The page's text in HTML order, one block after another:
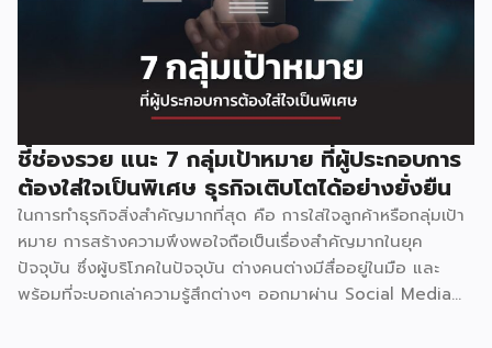
ชี้ช่องรวย แนะ 7 กลุ่มเป้าหมาย ที่ผู้ประกอบการ
ต้องใส่ใจเป็นพิเศษ ธุรกิจเติบโตได้อย่างยั่งยืน
ในการทำธุรกิจสิ่งสำคัญมากที่สุด คือ การใส่ใจลูกค้าหรือกลุ่มเป้า
หมาย การสร้างความพึงพอใจถือเป็นเรื่องสำคัญมากในยุค
ปัจจุบัน ซึ่งผู้บริโภคในปัจจุบัน ต่างคนต่างมีสื่ออยู่ในมือ และ
พร้อมที่จะบอกเล่าความรู้สึกต่างๆ ออกมาผ่าน Social Media